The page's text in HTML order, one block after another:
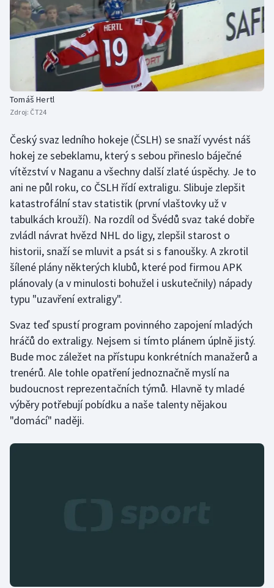
Tomáš Hertl
Zdroj: ČT24
Český svaz ledního hokeje (ČSLH) se snaží vyvést náš
hokej ze sebeklamu, který s sebou přineslo báječné
vítězství v Naganu a všechny další zlaté úspěchy. Je to
ani ne půl roku, co ČSLH řídí extraligu. Slibuje zlepšit
katastrofální stav statistik (první vlaštovky už v
tabulkách krouží). Na rozdíl od Švédů svaz také dobře
zvládl návrat hvězd NHL do ligy, zlepšil starost o
historii, snaží se mluvit a psát si s fanoušky. A zkrotil
šílené plány některých klubů, které pod firmou APK
plánovaly (a v minulosti bohužel i uskutečnily) nápady
typu "uzavření extraligy".
Svaz teď spustí program povinného zapojení mladých
hráčů do extraligy. Nejsem si tímto plánem úplně jistý.
Bude moc záležet na přístupu konkrétních manažerů a
trenérů. Ale tohle opatření jednoznačně myslí na
budoucnost reprezentačních týmů. Hlavně ty mladé
výběry potřebují pobídku a naše talenty nějakou
"domácí" naději.